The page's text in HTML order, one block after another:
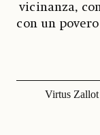
vicinanza,
con un
Virtus Zallot